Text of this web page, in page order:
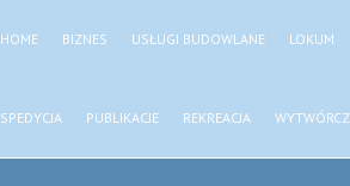
HOME BIZNES USŁUGI BUDOWLANE LOKUM
SPEDYCJA PUBLIKACJE REKREACJA